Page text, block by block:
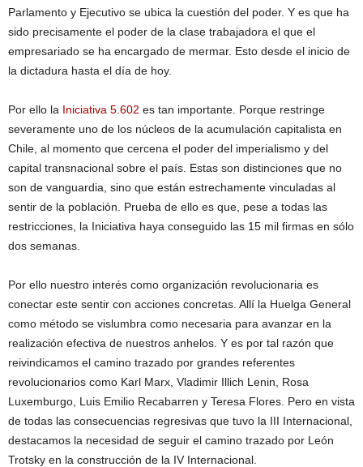
Parlamento y Ejecutivo se ubica la cuestión del poder. Y es que ha
sido precisamente el poder de la clase trabajadora el que el
empresariado se ha encargado de mermar. Esto desde el inicio de
la dictadura hasta el día de hoy.
Por ello la Iniciativa 5.602 es tan importante. Porque restringe
severamente uno de los núcleos de la acumulación capitalista en
Chile, al momento que cercena el poder del imperialismo y del
capital transnacional sobre el país. Estas son distinciones que no
son de vanguardia, sino que están estrechamente vinculadas al
sentir de la población. Prueba de ello es que, pese a todas las
restricciones, la Iniciativa haya conseguido las 15 mil firmas en sólo
dos semanas.
Por ello nuestro interés como organización revolucionaria es
conectar este sentir con acciones concretas. Allí la Huelga General
como método se vislumbra como necesaria para avanzar en la
realización efectiva de nuestros anhelos. Y es por tal razón que
reivindicamos el camino trazado por grandes referentes
revolucionarios como Karl Marx, Vladimir Illich Lenin, Rosa
Luxemburgo, Luis Emilio Recabarren y Teresa Flores. Pero en vista
de todas las consecuencias regresivas que tuvo la III Internacional,
destacamos la necesidad de seguir el camino trazado por León
Trotsky en la construcción de la IV Internacional.